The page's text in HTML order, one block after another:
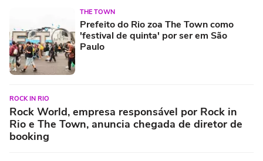
THE TOWN
Prefeito do Rio zoa The Town como
'festival de quinta' por ser em São
Paulo
ROCK IN RIO
Rock World, empresa responsável por Rock in
Rio e The Town, anuncia chegada de diretor de
booking